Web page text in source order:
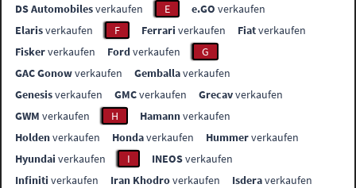
DS Automobilesverkaufen E e.GO verkaufen
Elarisverkaufen F Ferrari verkaufen Fiatverkaufen
Fiskerverkaufen Fordverkaufen
G
GAC Gonowverkaufen Gemballaverkaufen
Genesisverkaufen GMCverkaufen Grecavverkaufen
GWM verkaufen H Hamannverkaufen
Holdenverkaufen Hondaverkaufen Hummerverkaufen
Hyundai verkaufen I INEOSverkaufen
Infiniti verkaufen Iran Khodroverkaufen Isderaverkaufen